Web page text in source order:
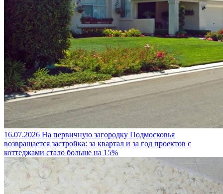
16.07.2026 На первичную загородку Подмосковья
возвращается застройка: за квартал и за год проектов с
коттеджами стало больше на 15%